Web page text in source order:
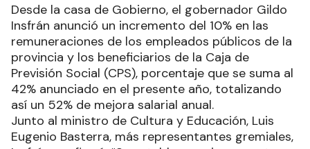
Desde la casa de Gobierno, el gobernador Gildo
Insfrán anunció un incremento del 10% en las
remuneraciones de los empleados públicos de la
provincia y los beneficiarios de la Caja de
Previsión Social (CPS), porcentaje que se suma al
42% anunciado en el presente año, totalizando
así un 52% de mejora salarial anual.
Junto al ministro de Cultura y Educación, Luis
Eugenio Basterra, más representantes gremiales,